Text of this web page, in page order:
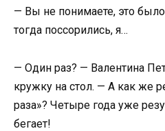
— Вы не понимаете, это
тогда поссорились, я…
— Один раз? — Валентина
кружку на стол. — А как же
раза»? Четыре года уже
бегает!